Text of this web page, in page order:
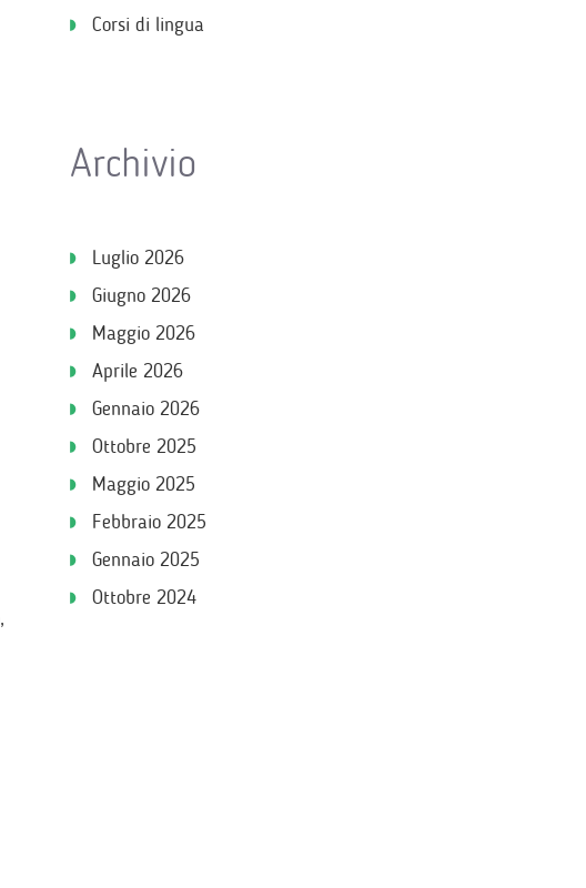
Corsi di lingua
Archivio
Luglio 2026
Giugno 2026
Maggio 2026
Aprile 2026
Gennaio 2026
Ottobre 2025
Maggio 2025
Febbraio 2025
Gennaio 2025
Ottobre 2024